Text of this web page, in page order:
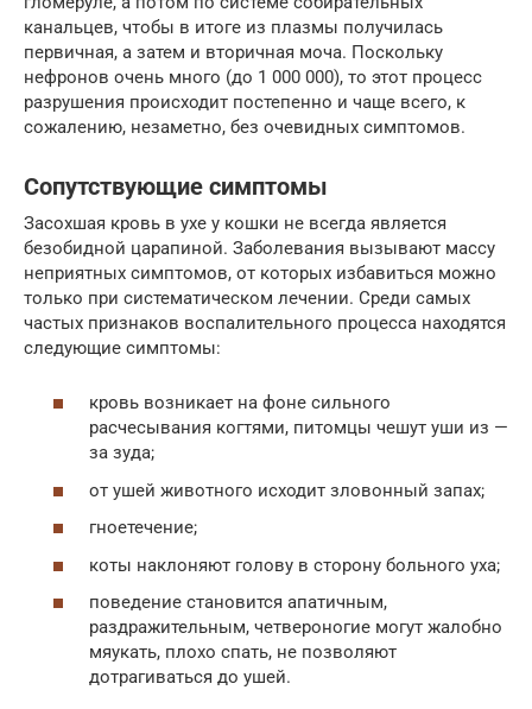
канальцев, чтобы в итоге из плазмы получилась
первичная, а затем и вторичная моча. Поскольку
нефронов очень много (до 1 000 000), то этот процесс
разрушения происходит постепенно и чаще всего, к
сожалению, незаметно, без очевидных симптомов.
Сопутствующие симптомы
Засохшая кровь в ухе у кошки не всегда является
безобидной царапиной. Заболевания вызывают массу
неприятных симптомов, от которых избавиться можно
только при систематическом лечении. Среди самых
частых признаков воспалительного процесса находятся
следующие симптомы:
кровь возникает на фоне сильного
расчесывания когтями, питомцы чешут уши из —
за зуда;
от ушей животного исходит зловонный запах;
гноетечение;
коты наклоняют голову в сторону больного уха;
поведение становится апатичным,
раздражительным, четвероногие могут жалобно
мяукать, плохо спать, не позволяют
дотрагиваться до ушей.